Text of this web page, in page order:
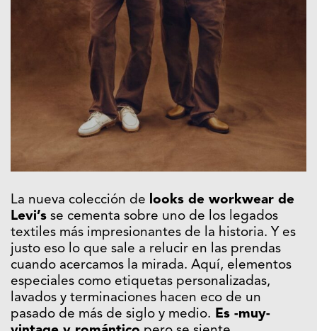
La nueva colección de looks de workwear de
Levi’s se cementa sobre uno de los legados
textiles más impresionantes de la historia. Y es
justo eso lo que sale a relucir en las prendas
cuando acercamos la mirada. Aquí, elementos
especiales como etiquetas personalizadas,
lavados y terminaciones hacen eco de un
pasado de más de siglo y medio. Es -muy-